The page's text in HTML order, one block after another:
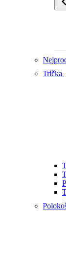
Trička